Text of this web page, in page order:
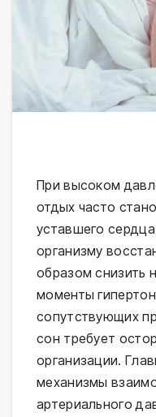
При высоком
отдых часто
уставшего
организму
образом снизить
моменты
сопутствующих
сон требует
организации.
механизмы
артериального